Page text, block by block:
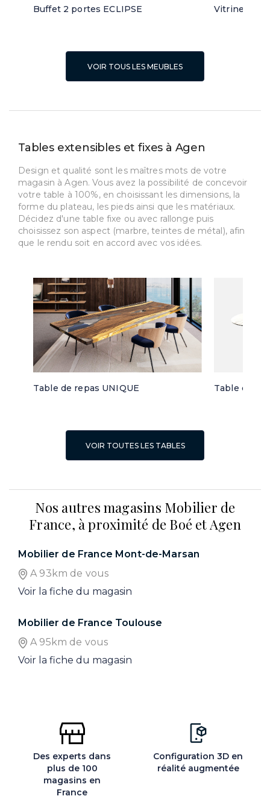
Buffet 2 portes ECLIPSE Vitrine 3
VOIR TOUS LES MEUBLES
Tables extensibles et fixes à Agen
Design et qualité sont les maîtres mots de votre
magasin à Agen. Vous avez la possibilité de concevoir
votre table à 100%, en choisissant les dimensions, la
forme du plateau, les pieds ainsi que les matériaux.
Décidez d'une table fixe ou avec rallonge puis
choisissez son aspect (marbre, teintes de métal), afin
que le rendu soit en accord avec vos idées.
Table de repas UNIQUE Table de
VOIR TOUTES LES TABLES
Nos autres magasins Mobilier de
France, à proximité de Boé et Agen
Mobilier de France Mont-de-Marsan
A 93km de vous
Voir la fiche du magasin
Mobilier de France Toulouse
A 95km de vous
Voir la fiche du magasin
Des experts dans
plus de 100
magasins en
France
Configuration 3D en
réalité augmentée